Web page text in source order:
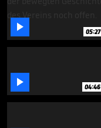
 05:27
 04:46